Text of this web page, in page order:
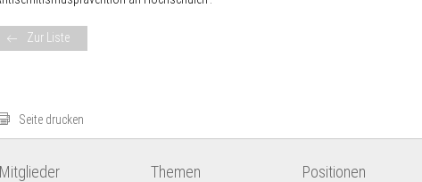
Zur Liste
Seite drucken
Mitglieder Themen Positionen